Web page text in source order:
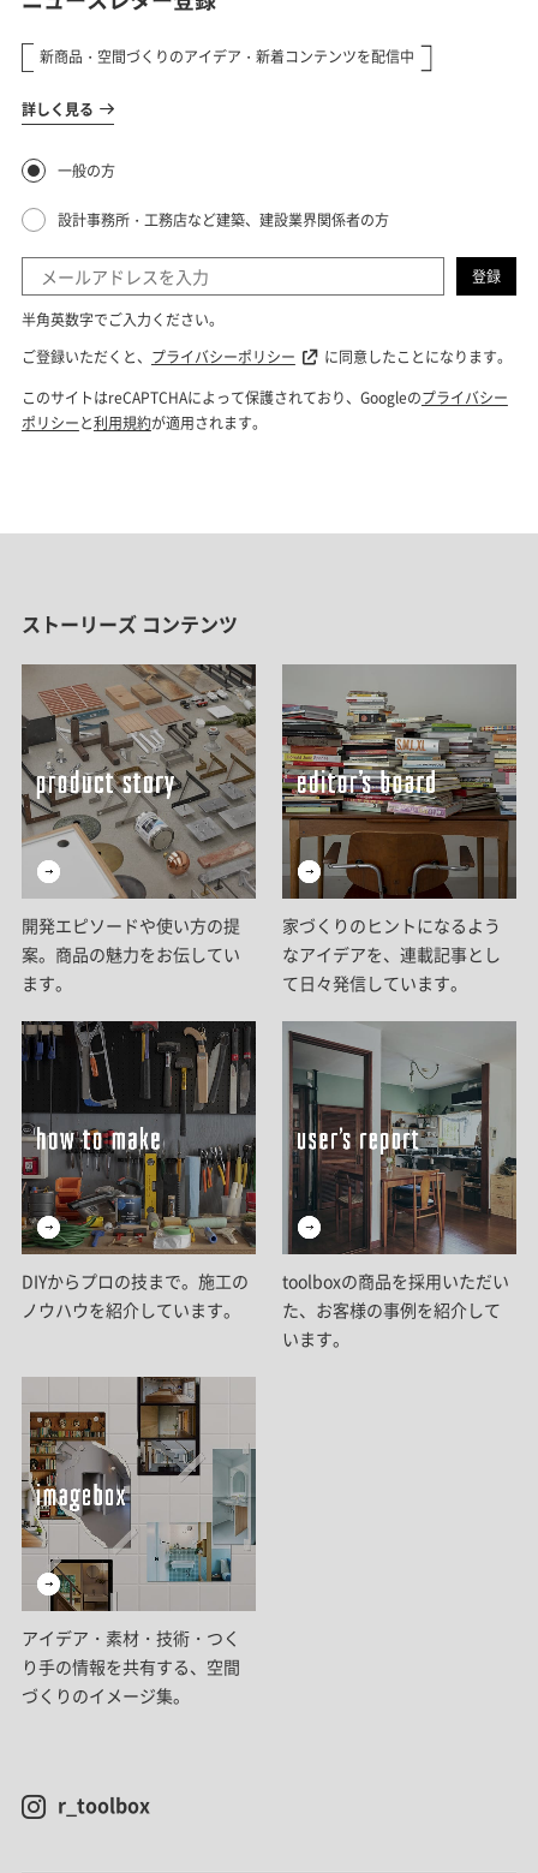
ストーリーズ コンテンツ
開発エピソードや使い方の提
案。商品の魅力をお伝してい
ます。
家づくりのヒントになるよう
なアイデアを、連載記事とし
て日々発信しています。
DIYからプロの技まで。施工の
ノウハウを紹介しています。
toolboxの商品を採用いただい
た、お客様の事例を紹介して
います。
アイデア・素材・技術・つく
り手の情報を共有する、空間
づくりのイメージ集。
r_toolbox